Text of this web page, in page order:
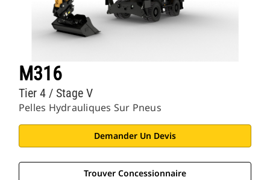
M316
Pelles Hydrauliques Sur Pneus
Tier 4 / Stage V
Demander Un Devis
Trouver Concessionnaire